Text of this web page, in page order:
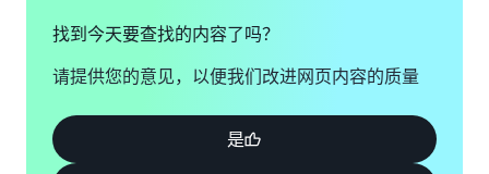
找到今天要查找的内容了吗？
请提供您的意见，以便我们改进网页内容的质量
是